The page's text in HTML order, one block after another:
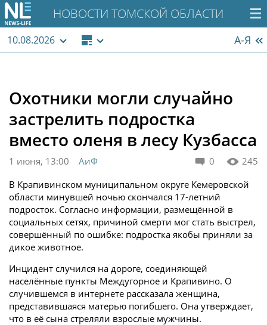
НОВОСТИ ТОМСКОЙ ОБЛАСТИ
10.08.2026 А-Я
Охотники могли случайно
застрелить подростка
вместо оленя в лесу Кузбасса
0 245
1 июня, 13:00
АиФ
В Крапивинском муниципальном округе Кемеровской
области минувшей ночью скончался 17-летний
подросток. Согласно информации, размещённой в
социальных сетях, причиной смерти мог стать выстрел,
совершённый по ошибке: подростка якобы приняли за
дикое животное.
Инцидент случился на дороге, соединяющей
населённые пункты Междугорное и Крапивино. О
случившемся в интернете рассказала женщина,
представившаяся матерью погибшего. Она утверждает,
что в её сына стреляли взрослые мужчины.